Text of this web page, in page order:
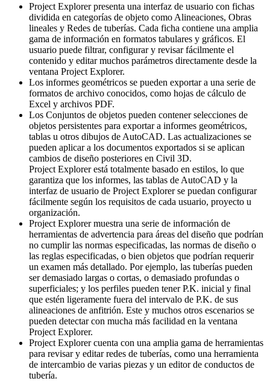
Project Explorer presenta una interfaz de usuario con fichas
dividida en categorías de objeto como Alineaciones, Obras
lineales y Redes de tuberías. Cada ficha contiene una amplia
gama de información en formatos tabulares y gráficos. El
usuario puede filtrar, configurar y revisar fácilmente el
contenido y editar muchos parámetros directamente desde la
ventana Project Explorer.
Los informes geométricos se pueden exportar a una serie de
formatos de archivo conocidos, como hojas de cálculo de
Excel y archivos PDF.
Los Conjuntos de objetos pueden contener selecciones de
objetos persistentes para exportar a informes geométricos,
tablas u otros dibujos de AutoCAD. Las actualizaciones se
pueden aplicar a los documentos exportados si se aplican
cambios de diseño posteriores en Civil 3D.
Project Explorer está totalmente basado en estilos, lo que
garantiza que los informes, las tablas de AutoCAD y la
interfaz de usuario de Project Explorer se puedan configurar
fácilmente según los requisitos de cada usuario, proyecto u
organización.
Project Explorer muestra una serie de información de
herramientas de advertencia para áreas del diseño que podrían
no cumplir las normas especificadas, las normas de diseño o
las reglas especificadas, o bien objetos que podrían requerir
un examen más detallado. Por ejemplo, las tuberías pueden
ser demasiado largas o cortas, o demasiado profundas o
superficiales; y los perfiles pueden tener P.K. inicial y final
que estén ligeramente fuera del intervalo de P.K. de sus
alineaciones de anfitrión. Este y muchos otros escenarios se
pueden detectar con mucha más facilidad en la ventana
Project Explorer.
Project Explorer cuenta con una amplia gama de herramientas
para revisar y editar redes de tuberías, como una herramienta
de intercambio de varias piezas y un editor de conductos de
tubería.